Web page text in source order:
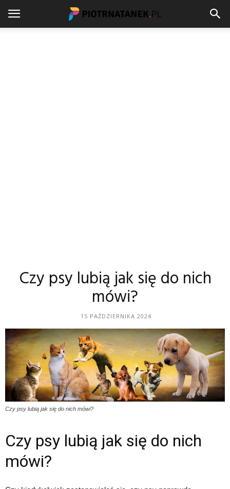
Czy psy lubią jak się do nich
mówi?
15 PAŹDZIERNIKA 2024
Czy psy lubią jak się do nich mówi?
Czy psy lubią jak się do nich
mówi?